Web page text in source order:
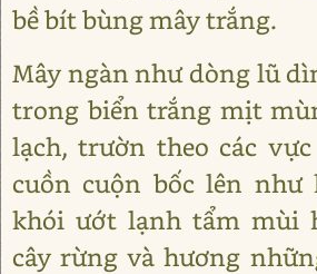
bề bít bùng mây trắng.
Mây ngàn như dòng lũ
trong biển trắng mịt
lạch, trườn theo các
cuồn cuộn bốc lên
khói ướt lạnh tẩm mùi
cây rừng và hương